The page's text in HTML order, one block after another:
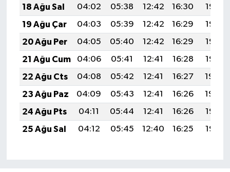
18 Ağu Sal
04:02 05:38 12:42 16:30
19:36
19 Ağu Çar
04:03 05:39 12:42 16:29
19:35
20 Ağu Per
04:05 05:40 12:42 16:29
19:33
21 Ağu Cum
04:06 05:41 12:41 16:28
19:32
22 Ağu Cts
04:08 05:42 12:41 16:27
19:30
23 Ağu Paz
04:09 05:43 12:41 16:26
19:29
24 Ağu Pts
04:11 05:44 12:41 16:26
19:27
25 Ağu Sal
04:12 05:45 12:40 16:25 19:25